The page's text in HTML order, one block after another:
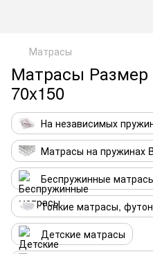
Матрасы
Матрасы
70x150
На независимых
Матрасы на пружинах
Беспружинные
Тонкие матрасы,
Детские матрасы